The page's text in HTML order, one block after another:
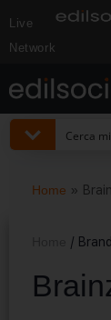
Live
Network
Home »
/